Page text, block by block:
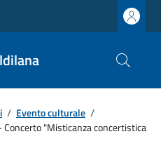
/ Evento culturale /
"Misticanza concertistica